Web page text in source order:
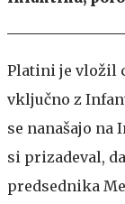
Platini je vložil
vključno z
se nanašajo
si prizadeval,
predsednika